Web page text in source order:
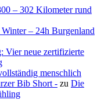
– 302 Kilometer rund
– 24h Burgenland
Vier neue zertifizierte
menschlich
Bib Short - zu Die